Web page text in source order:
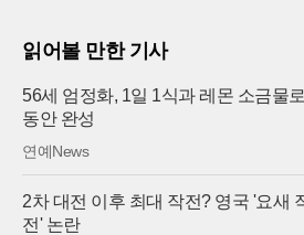
읽어볼 만한 기사
56세 엄정화, 1일 1식과 레몬 소금물로
동안 완성
연예News
2차 대전 이후 최대 작전? 영국 '요새
전' 논란